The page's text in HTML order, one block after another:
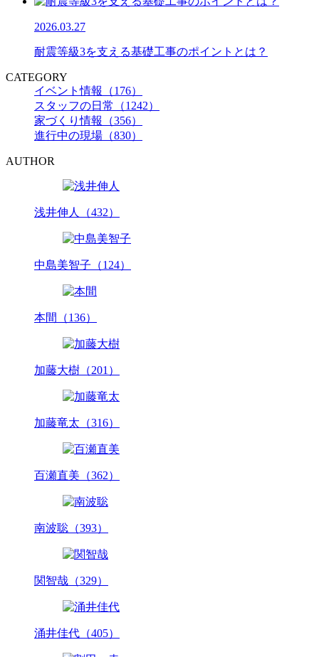
2026.03.27
耐震等級3を支える基礎工事のポイントとは？
CATEGORY
イベント情報（176）
スタッフの日常（1242）
家づくり情報（356）
進行中の現場（830）
AUTHOR
浅井伸人（432）
中島美智子（124）
本間（136）
加藤大樹（201）
加藤竜太（316）
百瀬直美（362）
南波聡（393）
関智哉（329）
涌井佳代（405）